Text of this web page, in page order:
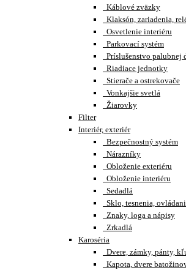
Káblové zväzky
Klaksón, zariadenia,
Osvetlenie interiéru
Parkovací systém
Príslušenstvo palubnej
Riadiace jednotky
Stierače a ostrekovače
Vonkajšie svetlá
Žiarovky
Filter
Interiér, exteriér
Bezpečnostný systém
Nárazníky
Obloženie exteriéru
Obloženie interiéru
Sedadlá
Sklo, tesnenia,
Znaky, loga a nápisy
Zrkadlá
Karoséria
Dvere, zámky, pánty,
Kapota, dvere